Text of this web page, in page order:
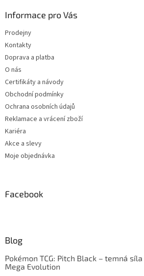
Informace pro Vás
Prodejny
Kontakty
Doprava a platba
O nás
Certifikáty a návody
Obchodní podmínky
Ochrana osobních údajů
Reklamace a vrácení zboží
Kariéra
Akce a slevy
Moje objednávka
Facebook
Blog
Pokémon TCG: Pitch Black – temná
Mega Evolution